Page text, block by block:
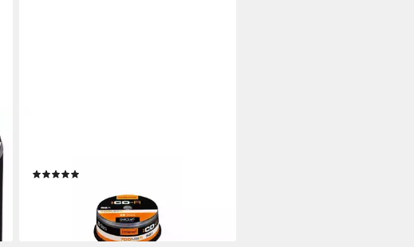
lieferbar - in 2-3 Werktagen bei dir